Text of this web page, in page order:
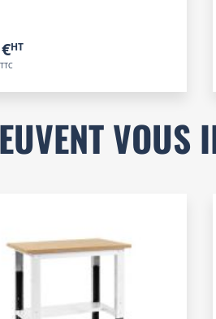
VOUS